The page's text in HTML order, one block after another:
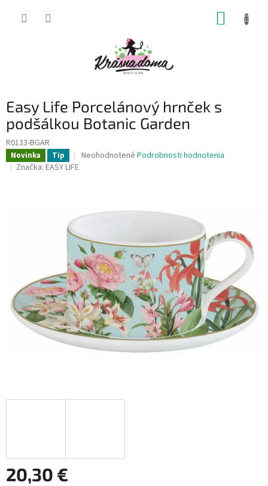
Easy Life Porcelánový hrnček s
podšálkou Botanic Garden
R0133-BGAR
Novinka Tip
Priemerné
hviezdičiek.
Neohodnotené Podrobnosti hodnotenia
Značka: EASY LIFE
20,30 €